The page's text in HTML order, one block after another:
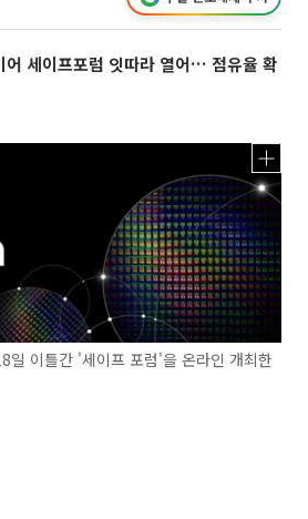
어 세이프포럼 잇따라 열어… 점유율 확
이틀간 '세이프 포럼'을 온라인 개최한